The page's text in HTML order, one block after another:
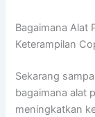
Bagaimana Alat
Keterampilan
Sekarang
bagaimana alat
meningkatkan